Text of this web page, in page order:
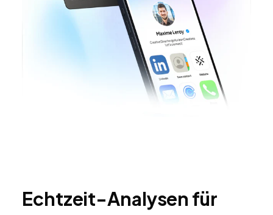
Echtzeit-Analysen für